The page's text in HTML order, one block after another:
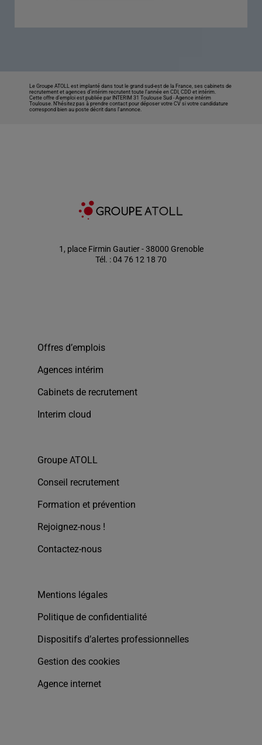
Le Groupe ATOLL est implanté dans tout le grand sud-est de la France, ses cabinets de
recrutement et agences d’intérim recrutent toute l’année en CDI, CDD et intérim.
Cette offre d’emploi est publiée par INTERIM 31 Toulouse Sud -Agence intérim
Toulouse. N’hésitez pas à prendre contact pour déposer votre CV si votre candidature
correspond bien au poste décrit dans l'annonce.
1, place Firmin Gautier - 38000 Grenoble
Tél. : 04 76 12 18 70
Offres d’emplois
Agences intérim
Cabinets de recrutement
Interim cloud
Groupe ATOLL
Conseil recrutement
Formation et prévention
Rejoignez-nous !
Contactez-nous
Mentions légales
Politique de confidentialité
Dispositifs d’alertes professionnelles
Gestion des cookies
Agence internet